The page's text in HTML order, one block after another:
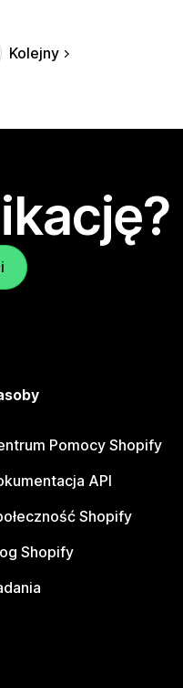
Kolejny
Pomocy Shopify
API
Shopify
Shopify